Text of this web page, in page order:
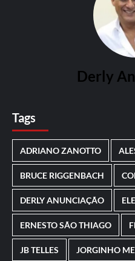
Derly
Tags
ADRIANO ZANOTTO
BRUCE RIGGENBACH
DERLY ANUNCIAÇÃO
ERNESTO SÃO THIAGO
JB TELLES JORGINHO